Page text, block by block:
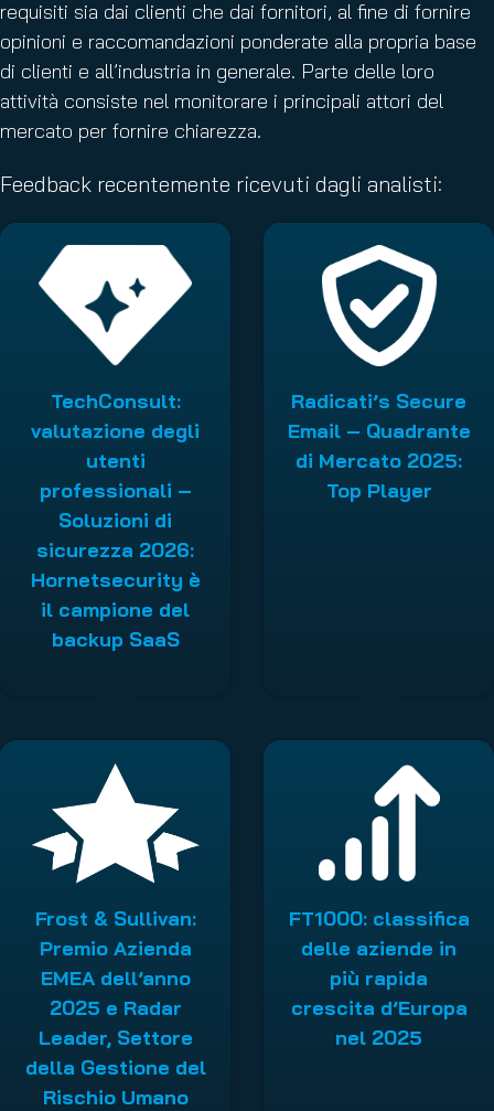
requisiti sia dai clienti che dai fornitori, al fine di fornire
opinioni e raccomandazioni ponderate alla propria base
di clienti e all’industria in generale. Parte delle loro
attività consiste nel monitorare i principali attori del
mercato per fornire chiarezza.
Feedback recentemente ricevuti dagli analisti:
TechConsult:
valutazione degli
utenti
professionali –
Soluzioni di
sicurezza 2026:
Hornetsecurity è
il campione del
backup SaaS
Radicati’s Secure
Email – Quadrante
di Mercato 2025:
Top Player
Frost & Sullivan:
Premio Azienda
EMEA dell’anno
2025 e Radar
Leader, Settore
della Gestione del
Rischio Umano
FT1000: classifica
delle aziende in
più rapida
crescita d’Europa
nel 2025